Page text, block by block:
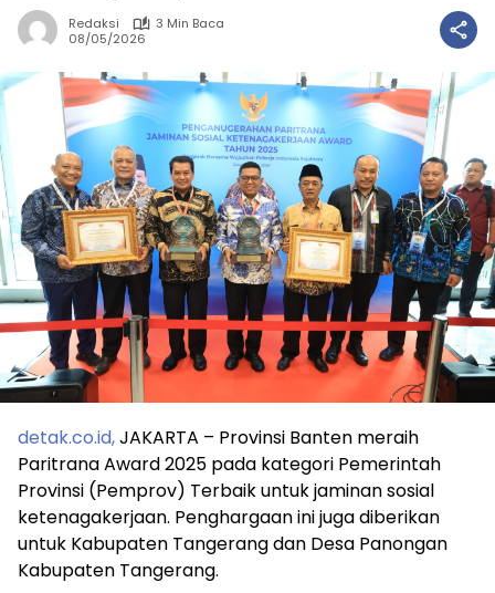
Redaksi
3 Min Baca
08/05/2026
detak.co.id,JAKARTA – Provinsi Banten meraih
Paritrana Award 2025 pada kategori Pemerintah
Provinsi (Pemprov) Terbaik untuk jaminan sosial
ketenagakerjaan. Penghargaan ini juga diberikan
untuk Kabupaten Tangerang dan Desa Panongan
Kabupaten Tangerang.